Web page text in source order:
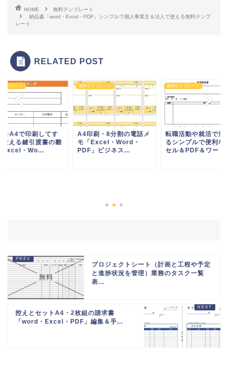
HOME
無料テンプレート
納品書「word・Excel・PDF」シンプルで個人事業主＆法人で使える無料テンプ
レート
RELATED POST
ンプレート
をA4で印刷してす
使える鍵引渡書の雛
Excel・Wo...
無料テンプレート
A4印刷・8分割の電話メ
モ「Excel・Word・
PDF」ビジネス...
無料テンプレート
転職活動や就活で活
るシンプルで便利な
セル＆PDF＆ワード
プロジェクトシート（計画と工程や予定
と進捗状況を管理）業務のタスク一覧
表...
控えとセットA4・2枚組の請求書
「word・Excel・PDF」編集＆手...